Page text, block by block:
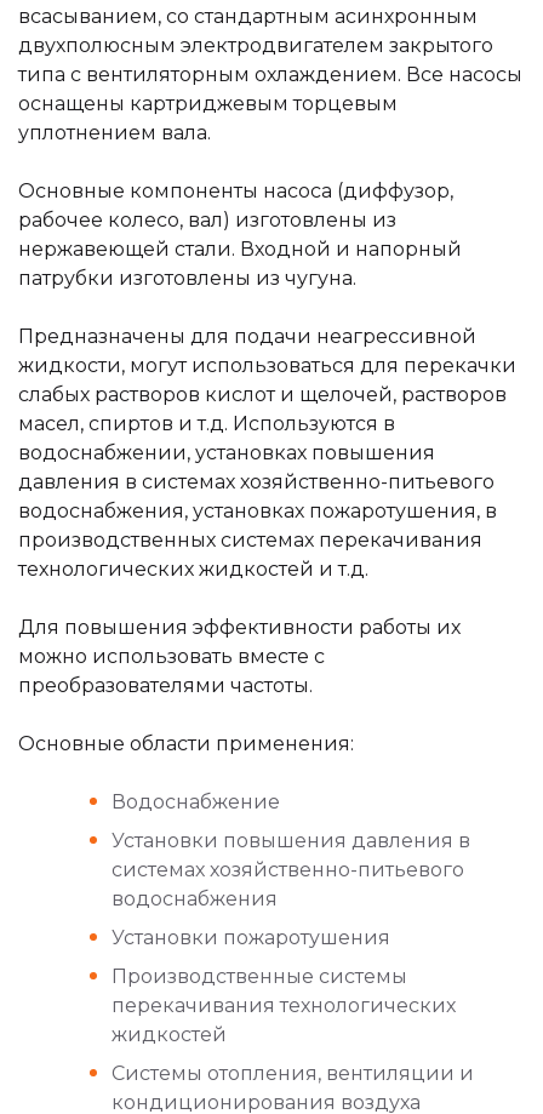
всасыванием, со стандартным асинхронным
двухполюсным электродвигателем закрытого
типа с вентиляторным охлаждением. Все насосы
оснащены картриджевым торцевым
уплотнением вала.
Основные компоненты насоса (диффузор,
рабочее колесо, вал) изготовлены из
нержавеющей стали. Входной и напорный
патрубки изготовлены из чугуна.
Предназначены для подачи неагрессивной
жидкости, могут использоваться для перекачки
слабых растворов кислот и щелочей, растворов
масел, спиртов и т.д. Используются в
водоснабжении, установках повышения
давления в системах хозяйственно-питьевого
водоснабжения, установках пожаротушения, в
производственных системах перекачивания
технологических жидкостей и т.д.
Для повышения эффективности работы их
можно использовать вместе с
преобразователями частоты.
Основные области применения:
Водоснабжение
Установки повышения давления в
системах хозяйственно-питьевого
водоснабжения
Установки пожаротушения
Производственные системы
перекачивания технологических
жидкостей
Системы отопления, вентиляции и
кондиционирования воздуха